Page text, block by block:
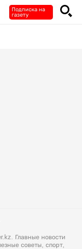
Подписка на
газету
Главные новости
советы, спорт,